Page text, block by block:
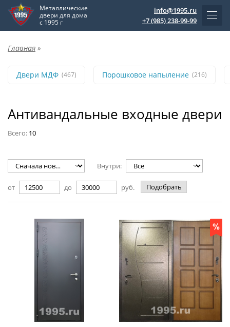
Металлические
двери для дома
с 1995 г
info@1995.ru
+7 (985) 238-99-99
Главная »
Двери МДФ (467) Порошковое напыление (216)
Антивандальные входные двери
Всего: 10
Внутри:
от до руб. Подобрать